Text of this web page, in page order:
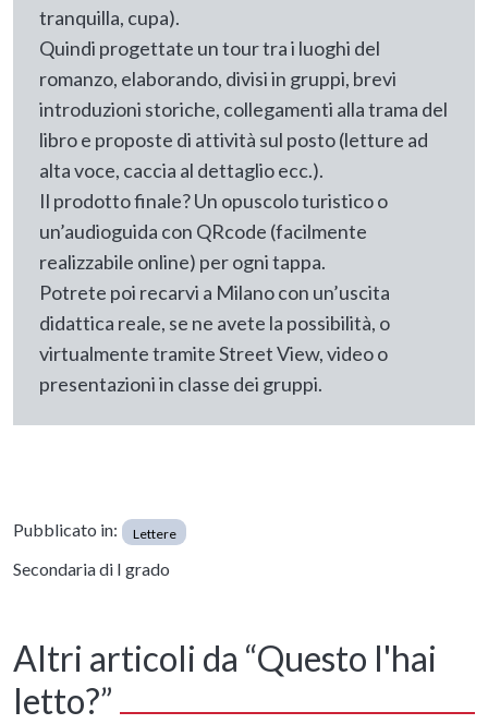
tranquilla, cupa).
Quindi progettate un tour tra i luoghi del
romanzo, elaborando, divisi in gruppi, brevi
introduzioni storiche, collegamenti alla trama del
libro e proposte di attività sul posto (letture ad
alta voce, caccia al dettaglio ecc.).
Il prodotto finale? Un opuscolo turistico o
un’audioguida con QRcode (facilmente
realizzabile online) per ogni tappa.
Potrete poi recarvi a Milano con un’uscita
didattica reale, se ne avete la possibilità, o
virtualmente tramite Street View, video o
presentazioni in classe dei gruppi.
Pubblicato in: Lettere
Secondaria di I grado
Altri articoli da “Questo l'hai
letto?”